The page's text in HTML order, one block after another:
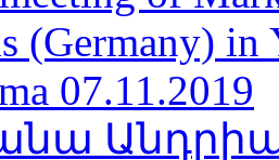
(Germany) in
07.11.2019